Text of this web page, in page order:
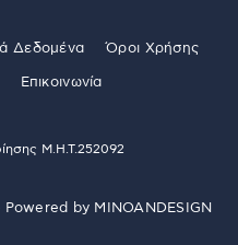
Δεδομένα Όροι Χρήσης
Επικοινωνία
Μ.Η.Τ.252092
Powered by MINOANDESIGN